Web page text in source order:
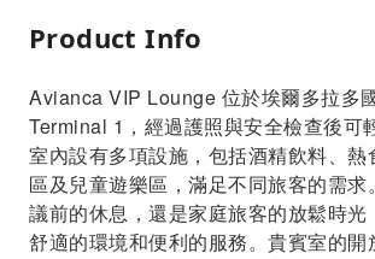
Product Info
Avianca VIP Lounge 位於埃爾多拉多
Terminal 1，經過護照與安全檢查後可
室內設有多項設施，包括酒精飲料、熱
區及兒童遊樂區，滿足不同旅客的需求
議前的休息，還是家庭旅客的放鬆時光
舒適的環境和便利的服務。貴賓室的開